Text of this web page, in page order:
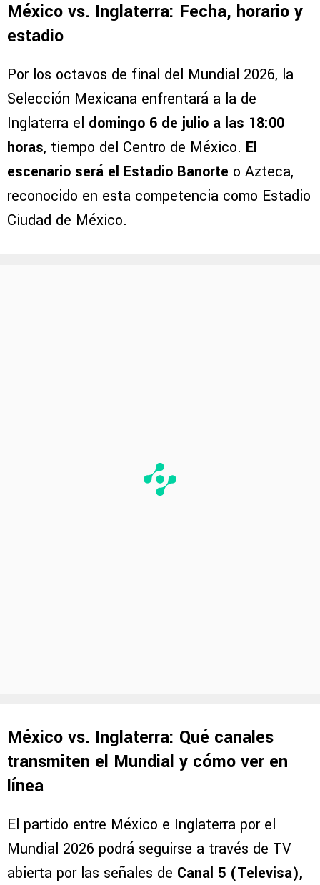
México vs. Inglaterra: Fecha, horario y
estadio
Por los octavos de final del Mundial 2026, la
Selección Mexicana enfrentará a la de
Inglaterra el domingo 6 de julio a las 18:00
horas, tiempo del Centro de México. El
escenario será el Estadio Banorte o Azteca,
reconocido en esta competencia como Estadio
Ciudad de México.
México vs. Inglaterra: Qué canales
transmiten el Mundial y cómo ver en
línea
El partido entre México e Inglaterra por el
Mundial 2026 podrá seguirse a través de TV
abierta por las señales de Canal 5 (Televisa),